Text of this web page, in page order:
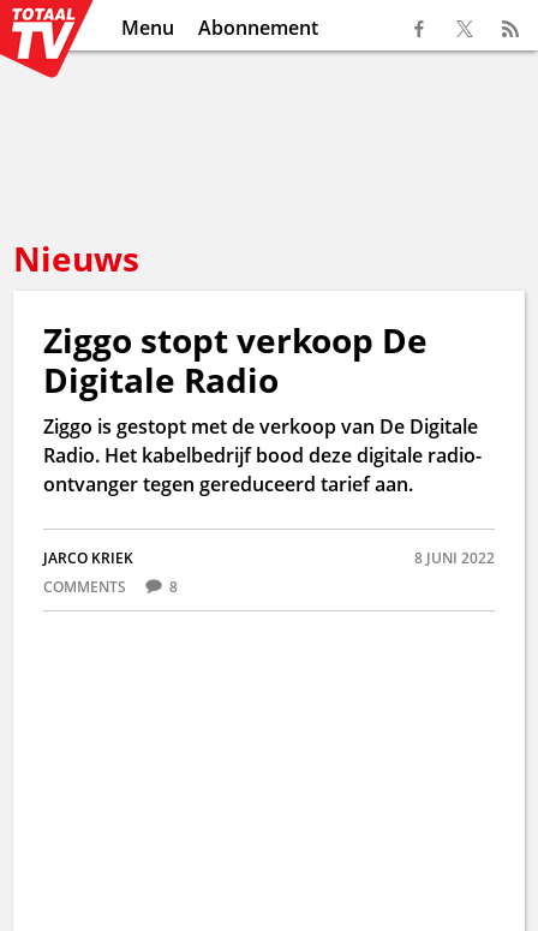
Menu Abonnement
Nieuws
Ziggo stopt verkoop De
Digitale Radio
Ziggo is gestopt met de verkoop van De Digitale
Radio. Het kabelbedrijf bood deze digitale radio-
ontvanger tegen gereduceerd tarief aan.
JARCO KRIEK
8 JUNI 2022
COMMENTS
8